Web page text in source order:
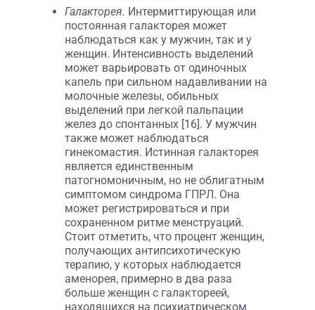
Галакторея. Интермиттирующая или
постоянная галакторея может
наблюдаться как у мужчин, так и у
женщин. Интенсивность выделений
может варьировать от одиночных
капель при сильном надавливании на
молочные железы, обильных
выделений при легкой пальпации
желез до спонтанных [16]. У мужчин
также может наблюдаться
гинекомастия. Истинная галакторея
является единственным
патогномоничным, но не облигатным
симптомом синдрома ГПРЛ. Она
может регистрироваться и при
сохраненном ритме менструаций.
Стоит отметить, что процент женщин,
получающих антипсихотическую
терапию, у которых наблюдается
аменорея, примерно в два раза
больше женщин с галактореей,
находящихся на психиатрическом